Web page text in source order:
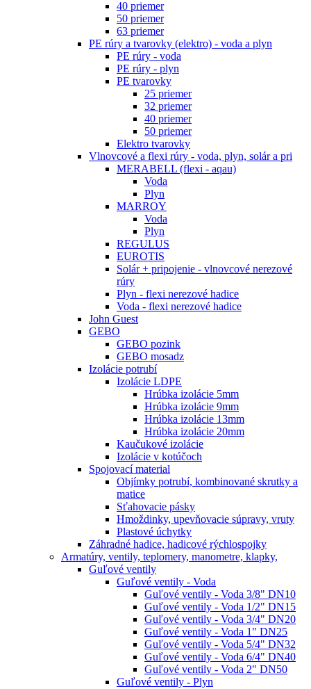
40 priemer
50 priemer
63 priemer
PE rúry a tvarovky (elektro) - voda a plyn
PE rúry - voda
PE rúry - plyn
PE tvarovky
25 priemer
32 priemer
40 priemer
50 priemer
Elektro tvarovky
Vlnovcové a flexi rúry - voda, plyn, solár a pri
MERABELL (flexi - aqau)
Voda
Plyn
MARROY
Voda
Plyn
REGULUS
EUROTIS
Solár + pripojenie - vlnovcové nerezové
rúry
Plyn - flexi nerezové hadice
Voda - flexi nerezové hadice
John Guest
GEBO
GEBO pozink
GEBO mosadz
Izolácie potrubí
Izolácie LDPE
Hrúbka izolácie 5mm
Hrúbka izolácie 9mm
Hrúbka izolácie 13mm
Hrúbka izolácie 20mm
Kaučukové izolácie
Izolácie v kotúčoch
Spojovací material
Objímky potrubí, kombinované skrutky a
matice
Sťahovacie pásky
Hmoždinky, upevňovacie súpravy, vruty
Plastové úchytky
Záhradné hadice, hadicové rýchlospojky
Armatúry, ventily, teplomery, manometre, klapky,
Guľové ventily
Guľové ventily - Voda
Guľové ventily - Voda 3/8" DN10
Guľové ventily - Voda 1/2" DN15
Guľové ventily - Voda 3/4" DN20
Guľové ventily - Voda 1" DN25
Guľové ventily - Voda 5/4" DN32
Guľové ventily - Voda 6/4" DN40
Guľové ventily - Voda 2" DN50
Guľové ventily - Plyn